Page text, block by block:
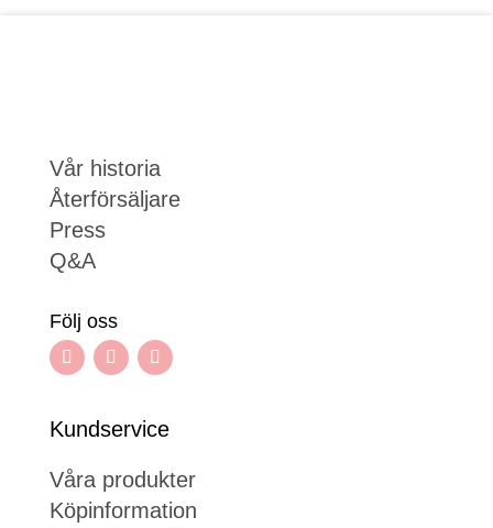
Vår historia
Återförsäljare
Press
Q&A
Följ oss
Kundservice
Våra produkter
Köpinformation